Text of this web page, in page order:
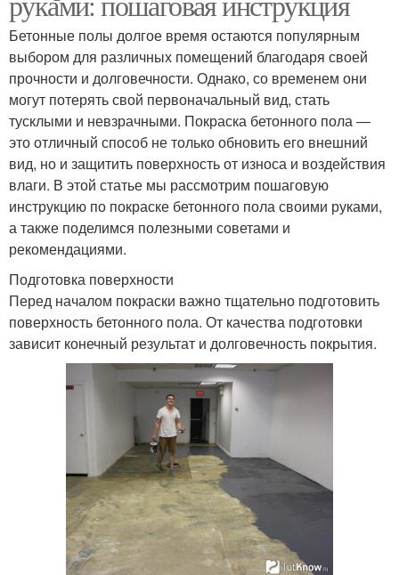
Бетонные полы долгое время остаются популярным
выбором для различных помещений благодаря своей
прочности и долговечности. Однако, со временем они
могут потерять свой первоначальный вид, стать
тусклыми и невзрачными. Покраска бетонного пола —
это отличный способ не только обновить его внешний
вид, но и защитить поверхность от износа и воздействия
влаги. В этой статье мы рассмотрим пошаговую
инструкцию по покраске бетонного пола своими руками,
а также поделимся полезными советами и
рекомендациями.
Подготовка поверхности
Перед началом покраски важно тщательно подготовить
поверхность бетонного пола. От качества подготовки
зависит конечный результат и долговечность покрытия.